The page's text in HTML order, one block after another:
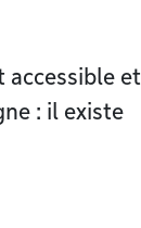
accessible et
: il existe